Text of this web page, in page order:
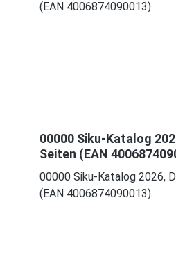
00000 Siku-Katalog
Seiten (EAN
00000 Siku-Katalog 2026,
(EAN 4006874090013)